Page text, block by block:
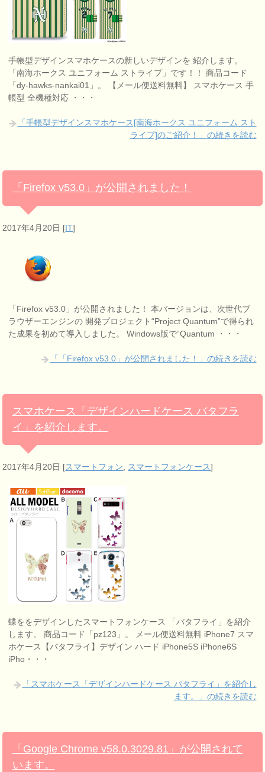
手帳型デザインスマホケースの新しいデザインを 紹介します。
「南海ホークス ユニフォーム ストライプ」です！！ 商品コード
「dy-hawks-nankai01」。 【メール便送料無料】 スマホケース 手
帳型 全機種対応 ・・・
「手帳型デザインスマホケース[南海ホークス ユニフォーム スト
ライプ]のご紹介！」の続きを読む
「Firefox v53.0」が公開されました！
2017年4月20日 [IT]
「Firefox v53.0」が公開されました！ 本バージョンは、次世代ブ
ラウザーエンジンの 開発プロジェクト“Project Quantum”で得られ
た成果を初めて導入しました。 Windows版で“Quantum ・・・
「「Firefox v53.0」が公開されました！」の続きを読む
スマホケース「デザインハードケース バタフラ
イ」を紹介します。
2017年4月20日 [スマートフォン スマートフォンケース]
蝶ををデザインしたスマートフォンケース 「バタフライ」を紹介
します。 商品コード「pz123」。 メール便送料無料 iPhone7 スマ
ホケース【バタフライ】デザイン ハード iPhone5S iPhone6S
iPho・・・
「スマホケース「デザインハードケース バタフライ」を紹介し
ます。」の続きを読む
「Google Chrome v58.0.3029.81」が公開されて
います。